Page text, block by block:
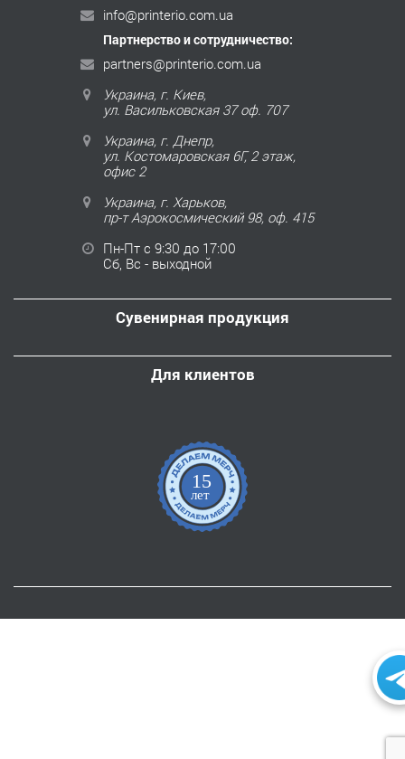
info@printerio.com.ua
Партнерство и сотрудничество:
partners@printerio.com.ua
Украина, г. Киев,
ул. Васильковская 37 оф. 707
Украина, г. Днепр,
ул. Костомаровская 6Г, 2 этаж,
офис 2
Украина, г. Харьков,
пр-т Аэрокосмический 98, оф. 415
Пн-Пт с 9:30 до 17:00
Сб, Вс - выходной
Сувенирная продукция
Для клиентов
15
лет